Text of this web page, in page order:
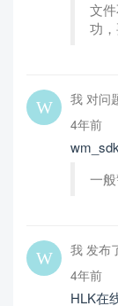
文
功
我 对问
4年前
一般
我 发布
4年前
HLK在